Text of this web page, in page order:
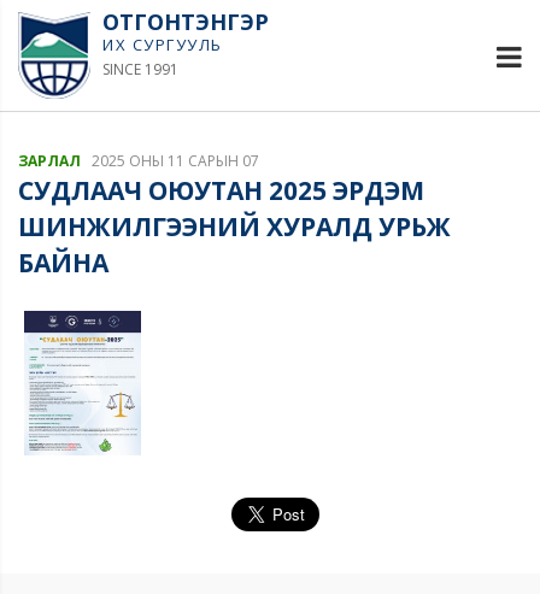
ОТГОНТЭНГЭР
ИХ СУРГУУЛЬ
SINCE 1991
ЗАРЛАЛ 2025 ОНЫ 11 САРЫН 07
СУДЛААЧ ОЮУТАН 2025 ЭРДЭМ
ШИНЖИЛГЭЭНИЙ ХУРАЛД УРЬЖ
БАЙНА